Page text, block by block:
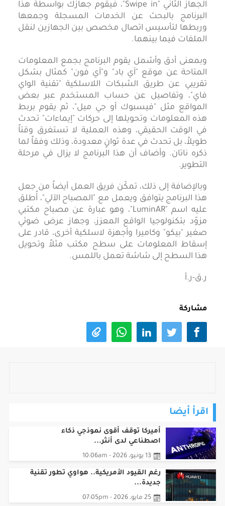
الجهاز الثاني "Swipe in"، فيقوم جهازك بواسطة هذا
البرنامج بالبحث عن الخدمات المسجلة وجمعها
وربطها لتأسيس اتصال مخصص بين الجهازين لنقل
الملفات فيما بينهما.
وبمعنى أدق وأشمل يقوم البرنامج بجمع المعلومات
المتاحة عن موقع "آي باد" و"آي فون" كمثال بشكل
تقريبي عن طريق الشبكات اللاسلكية "تقنية الواي
فاي"، وتفاصيل عن حساب المستخدم عبر بعض
المواقع مثل "فيسبوك أو جي ميل"، ثم يقوم بربط
هذه المعلومات وتحويلها إلى حركات "إيماءات" تحدث
في الوقت الحقيقي، وهذه العملية لا تستغرق وقتاً
طويلاً، بل تحدث في عدة ثوانٍ معدودة، وذلك وفقاً لما
ذكره ناتان. وأضاف أن هذا البرنامج لا يزال في مرحلة
التطوير.
وبالإضافة إلى ذلك، تمكّن فريق العمل أيضاً من جعل
هذا البرنامج يتوافق ويعمل مع "المصباح الآلي"، أُطلق
عليه اسم "LuminAR"، وهو عبارة عن مصباح مكتبي
مزوّد بتكنولوجيا الواقع المعزز، وجهاز عرض ضوئي
صغير "بيكو" وكاميرا وأجهزة لاسلكية أخرى، قادر على
إسقاط المعلومات على سطح مكتب مثلاً وتحويل
هذا السطح إلى شاشة تعمل باللمس.
ر.ق-ر.أ
مشاركة
اقرأ أيضا
أميركا توقف أقوى نموذجي ذكاء
اصطناعي لدى أنثر...
13 يونيو، 2026 - 10:06am
رغم القيود الأمريكية.. هواوي تطور تقنية
جديدة...